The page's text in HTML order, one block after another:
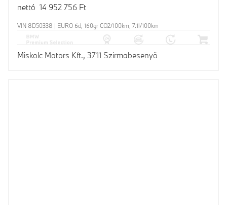
nettó 14 952 756 Ft
VIN 8D50338 | EURO 6d, 160gr CO2/100km, 7.1l/100km
Miskolc Motors Kft., 3711 Szirmabesenyö